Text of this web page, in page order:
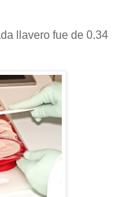
llavero fue de 0.34